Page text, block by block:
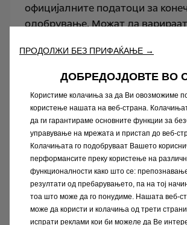
официјалните податоци за
одобрување. Можат да
различни фактори како што се:
термичкиот комфор во
возење и надворешната
Времето на полнење зависи
моќноста на полначот на
за полнење и видот и моќноста
за полнење која се употребува.
информации, контактирајте го
дилер. За повеќе информации
веб-страната што е поставена
објасни WLTP.]
ПРОДОЛЖИ БЕЗ ПРИФАЌАЊЕ →
ДОБРЕДОЈДОВТЕ ВО
Користиме колачиња за да Ви овозможиме
користење нашата на веб-страна.
да ги гарантираме основните функции за
управување на мрежата и пристап до веб-
Колачињата го подобруваат Вашето
перформансите преку користење на
функционалности како што се: препознавање
резултати од пребарувањето, па на тој
тоа што може да го понудиме. Нашата веб-
може да користи и колачиња од трети
испрати реклами кои би можеле да Ве